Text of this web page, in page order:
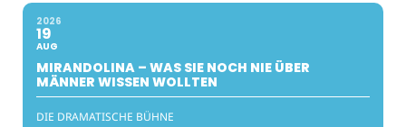
2026
19
AUG
MIRANDOLINA – WAS SIE NOCH NIE ÜBER
MÄNNER WISSEN WOLLTEN
DIE DRAMATISCHE BÜHNE